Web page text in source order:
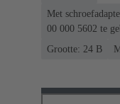
Met
00 000 5602 te
Grootte: 24 B